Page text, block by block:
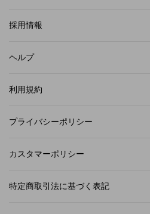
採用情報
ヘルプ
利用規約
プライバシーポリシー
カスタマーポリシー
特定商取引法に基づく表記